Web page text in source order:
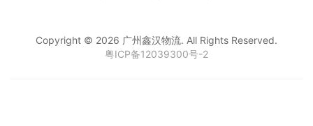
Copyright © 2026 广州鑫汉物流. All Rights Reserved.
粤ICP备12039300号-2